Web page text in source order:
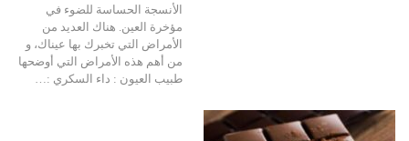
الأنسجة الحساسة للضوء في
مؤخرة العين. هناك العديد من
الأمراض التي تخبرك بها عيناك، و
من أهم هذه الأمراض التي أوضحها
طبيب العيون : داء السكري :…